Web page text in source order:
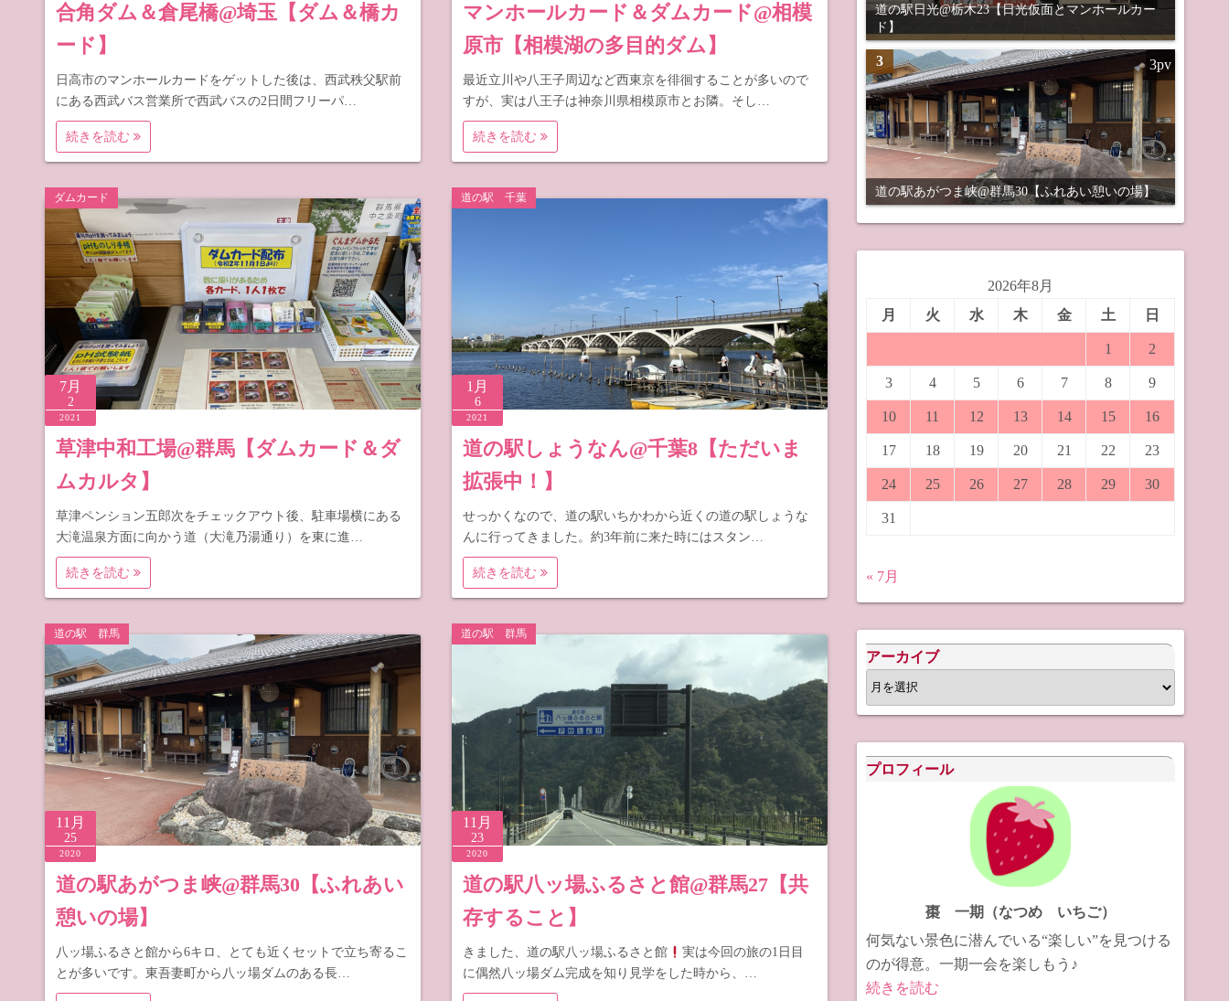
合角ダム＆倉尾橋@埼玉【ダム＆橋カ
ード】
日高市のマンホールカードをゲットした後は、西武秩父駅前
にある西武バス営業所で西武バスの2日間フリーパ…
続きを読む
マンホールカード＆ダムカード@相模
原市【相模湖の多目的ダム】
最近立川や八王子周辺など西東京を徘徊することが多いので
すが、実は八王子は神奈川県相模原市とお隣。そし…
続きを読む
ダムカード
7月
2
2021
草津中和工場@群馬【ダムカード＆ダ
ムカルタ】
草津ペンション五郎次をチェックアウト後、駐車場横にある
大滝温泉方面に向かう道（大滝乃湯通り）を東に進…
続きを読む
道の駅 千葉
1月
6
2021
道の駅しょうなん@千葉8【ただいま
拡張中！】
せっかくなので、道の駅いちかわから近くの道の駅しょうな
んに行ってきました。約3年前に来た時にはスタン…
続きを読む
道の駅 群馬
11月
25
2020
道の駅あがつま峡@群馬30【ふれあい
憩いの場】
八ッ場ふるさと館から6キロ、とても近くセットで立ち寄るこ
とが多いです。東吾妻町から八ッ場ダムのある長…
道の駅 群馬
11月
23
2020
道の駅八ッ場ふるさと館@群馬27【共
存すること】
きました、道の駅八ッ場ふるさと館
実は今回の旅の1日目
に偶然八ッ場ダム完成を知り見学をした時から、…
道の駅日光@栃木23【日光仮面とマンホールカー
ド】
3
道の駅あがつま峡@群馬30【ふれあい憩いの場】
3pv
2026年8月
月
火 水 木 金 土 日
1 2
3 4 5 6 7 8 9
10 11 12 13 14 15 16
17 18 19 20 21 22 23
24 25 26 27 28 29 30
31
« 7月
アーカイブ
ア
ー
ブ
プロフィール
棗 一期（なつめ いちご）
何気ない景色に潜んでいる“楽しい”を見つける
のが得意。一期一会を楽しもう♪
続きを読む